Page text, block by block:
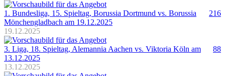
1. Bundesliga, 15. Spieltag, Borussia Dortmund vs. Borussia
Mönchengladbach am 19.12.2025
19.12.2025
216
3. Liga, 18. Spieltag, Alemannia Aachen vs. Viktoria Köln am
13.12.2025
13.12.2025
88